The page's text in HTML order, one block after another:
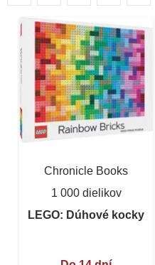
Chronicle Books
1 000 dielikov
LEGO: Dúhové kocky